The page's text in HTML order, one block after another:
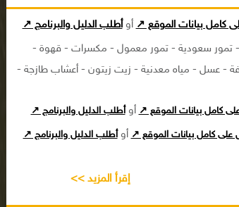
كامل بيانات الموقع ↗ أوأطلب الدليل والبرنامج ↗
- تمور سعودية - تمور معمول - مكسرات - قهوة -
- عسل - مياه معدنية - زيت زيتون - أعشاب طازجة -
كامل بيانات الموقع ↗ أوأطلب الدليل والبرنامج ↗
كامل بيانات الموقع ↗ أوأطلب الدليل والبرنامج ↗
إقرأ المزيد >>